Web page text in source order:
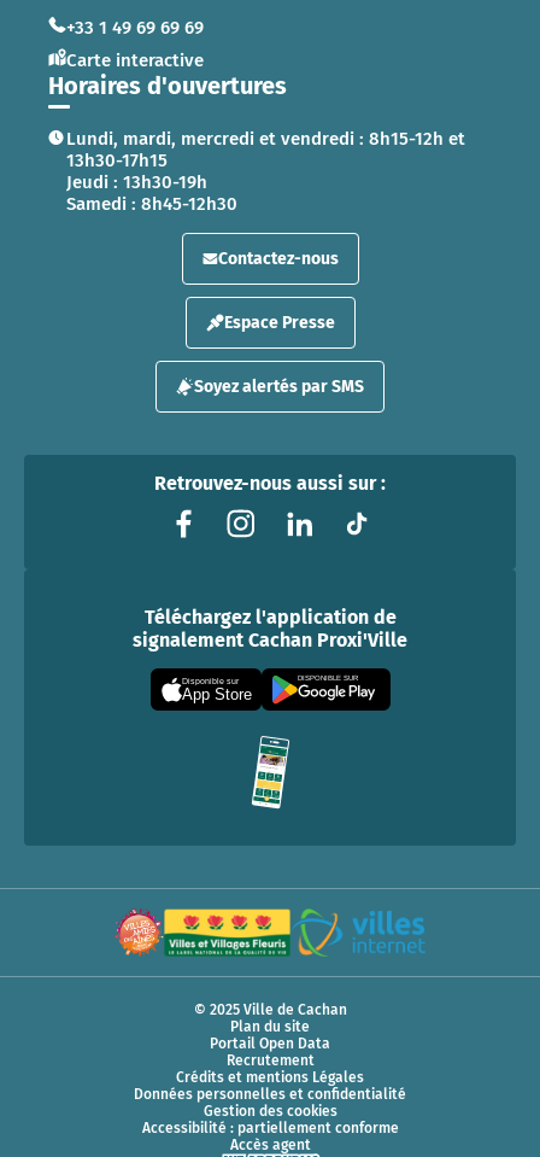
+33 1 49 69 69 69
Carte interactive
Horaires d'ouvertures
Lundi, mardi, mercredi et vendredi : 8h15-12h et
13h30-17h15
Jeudi : 13h30-19h
Samedi : 8h45-12h30
Contactez-nous
Espace Presse
Soyez alertés par SMS
Retrouvez-nous aussi sur :
Téléchargez l'application de
signalement Cachan Proxi'Ville
Disponible sur
App Store
DISPONIBLE SUR
© 2025 Ville de Cachan
Plan du site
Portail Open Data
Recrutement
Crédits et mentions Légales
Données personnelles et confidentialité
Gestion des cookies
Accessibilité : partiellement conforme
Accès agent